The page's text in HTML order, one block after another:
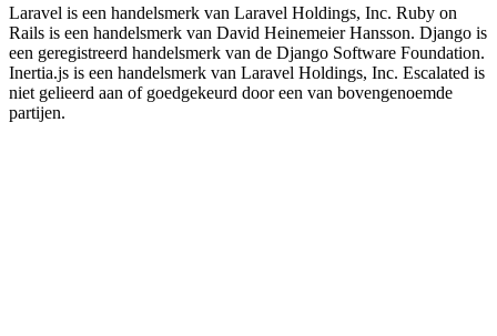
Laravel is een handelsmerk van Laravel Holdings, Inc. Ruby on
Rails is een handelsmerk van David Heinemeier Hansson. Django is
een geregistreerd handelsmerk van de Django Software Foundation.
Inertia.js is een handelsmerk van Laravel Holdings, Inc. Escalated is
niet gelieerd aan of goedgekeurd door een van bovengenoemde
partijen.